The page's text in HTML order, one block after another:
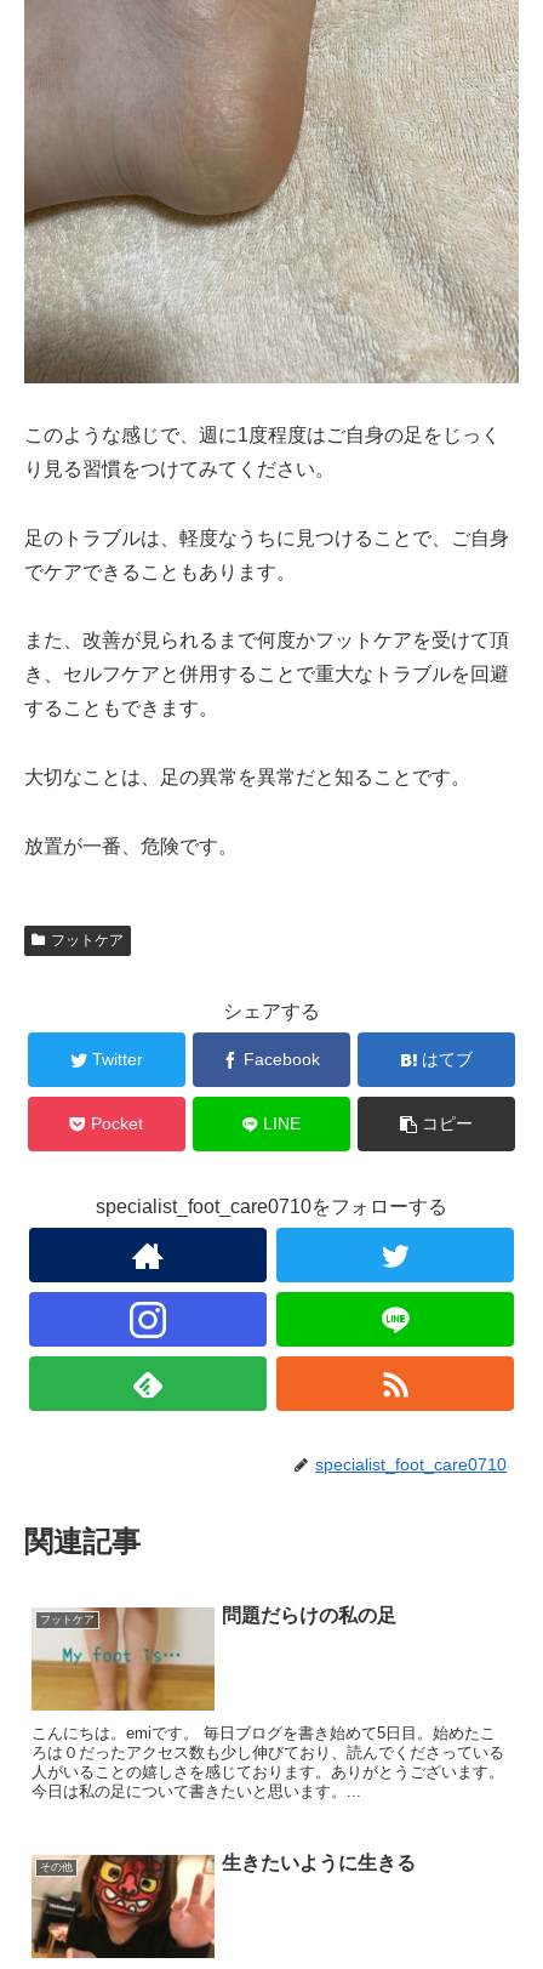
このような感じで、週に1度程度はご自身の足をじっく
り見る習慣をつけてみてください。
足のトラブルは、軽度なうちに見つけることで、ご自身
でケアできることもあります。
また、改善が見られるまで何度かフットケアを受けて頂
き、セルフケアと併用することで重大なトラブルを回避
することもできます。
大切なことは、足の異常を異常だと知ることです。
放置が一番、危険です。
フットケア
シェアする
Twitter Facebook はてブ
Pocket LINE コピー
specialist_foot_care0710をフォローする
specialist_foot_care0710
関連記事
フットケア 問題だらけの私の足
こんにちは。emiです。 毎日ブログを書き始めて5日目。始めたこ
ろは０だったアクセス数も少し伸びており、読んでくださっている
人がいることの嬉しさを感じております。ありがとうございます。
今日は私の足について書きたいと思います。...
その他 生きたいように生きる